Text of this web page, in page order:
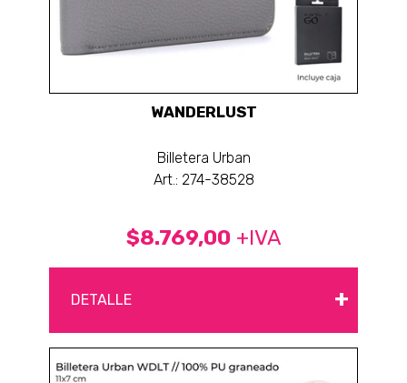
WANDERLUST
Billetera Urban
Art.: 274-38528
$8.769,00 +IVA
DETALLE +